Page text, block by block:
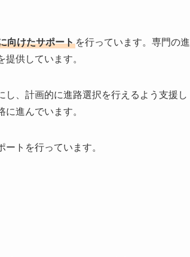
向けたサポート を行っています。専門の進
供しています。
、計画的に進路選択を行えるよう支援し
進んでいます。
トを行っています。